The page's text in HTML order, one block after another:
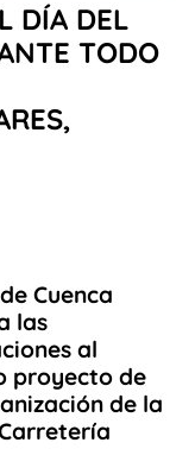
DÍA DEL
TODO
Cuenca
las
al
proyecto de
de la